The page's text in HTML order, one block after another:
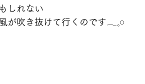
しれない
が吹き抜けて行くのです𓂃𓈒𓏸